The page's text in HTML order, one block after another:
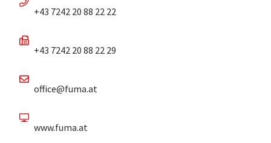
+43 7242 20 88 22 22
+43 7242 20 88 22 29
office@fuma.at
www.fuma.at